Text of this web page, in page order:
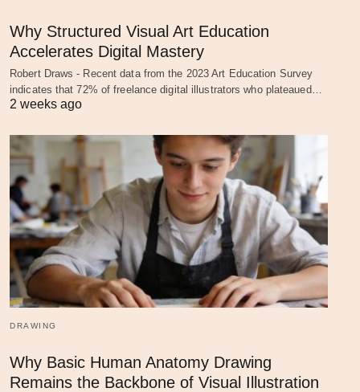
Why Structured Visual Art Education
Accelerates Digital Mastery
Robert Draws - Recent data from the 2023 Art Education Survey
indicates that 72% of freelance digital illustrators who plateaued…
2 weeks ago
DRAWING
Why Basic Human Anatomy Drawing
Remains the Backbone of Visual Illustration